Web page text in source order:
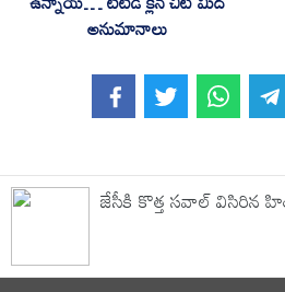
అనుమానాలు
జేసీకి కొత్త సవాల్ విసిరిన